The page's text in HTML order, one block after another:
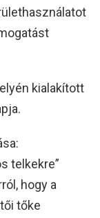
kialakított
telkekre”
hogy a
tőke